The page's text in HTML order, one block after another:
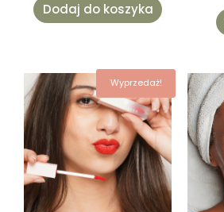
Dodaj do koszyka
Wyprzedaż!
Zakres
cen:
od
340,00 zł
do
612,00 zł
Ten
produkt
ma
wiele
wariantów.
Opcje
można
wybrać